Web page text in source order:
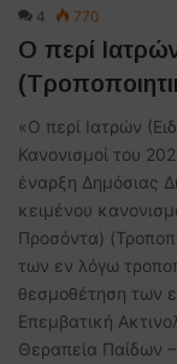
4 770
Ο περί
«Ο περί Ιατρών
Κανονισμοί του
έναρξη Δημόσιας
κειμένου
Προσόντα)
των εν λόγω
θεσμοθέτηση των
Επεμβατική
Θεραπεία Παίδων –